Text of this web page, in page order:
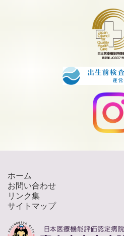
ホーム
お問い合わせ
リンク集
サイトマップ